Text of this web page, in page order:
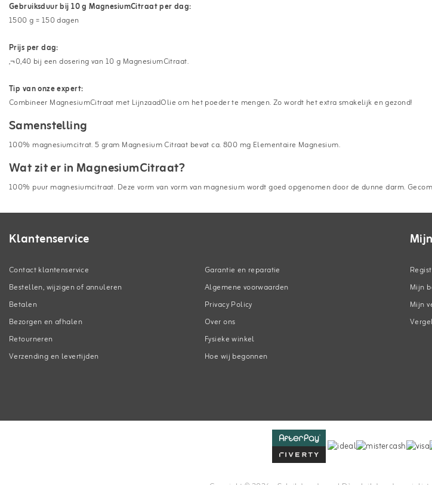
Gebruiksduur bij 10 g MagnesiumCitraat per dag:
1500 g = 150 dagen
Prijs per dag:
‚¬0,40 bij een dosering van 10 g MagnesiumCitraat.
Tip van onze expert:
Combineer MagnesiumCitraat met LijnzaadOlie om het poeder te mengen. Zo wordt het extra smakelijk en gezond!
Samenstelling
100% magnesiumcitrat. 5 gram Magnesium Citraat bevat ca. 800 mg Elementaire Magnesium.
Wat zit er in MagnesiumCitraat?
100% puur magnesiumcitraat. Deze vorm van vorm van magnesium wordt goed opgenomen door de dunne darm.
Klantenservice
Contact klantenservice
Bestellen, wijzigen of annuleren
Betalen
Bezorgen en afhalen
Retourneren
Verzending en levertijden
Garantie en reparatie
Algemene voorwaarden
Privacy Policy
Over ons
Fysieke winkel
Hoe wij begonnen
Mijn
Mijn